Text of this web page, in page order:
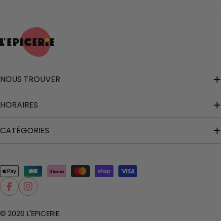
NOUS TROUVER
HORAIRES
CATÉGORIES
Modes
de
paiement
FacebookInstagram
© 2026 L'EPICERIE.